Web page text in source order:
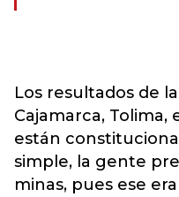
Los resultados de
Cajamarca, Tolima,
están
simple, la gente
minas, pues ese